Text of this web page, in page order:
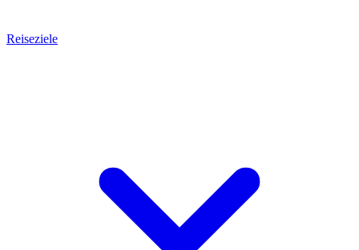
Reiseziele